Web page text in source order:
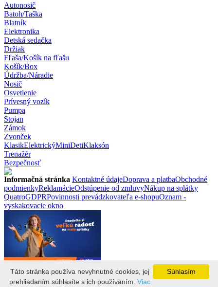
Autonosič
Batoh/Taška
Blatník
Elektronika
Detská sedačka
Držiak
Fľaša/Košík na fľašu
Košík/Box
Údržba/Náradie
Nosič
Osvetlenie
Prívesný vozík
Pumpa
Stojan
Zámok
Zvonček
KlasikElektrickýMiniDetiKlaksón
Trenažér
Bezpečnosť
Informačná stránka Kontaktné údajeDoprava a platbaObchodné
podmienkyReklamácieOdstúpenie od zmluvyNákup na splátky
QuatroGDPRPovinnosti prevádzkovateľa e-shopuOznam -
vyskakovacie okno
VyrobiloVario.sk
2026 © KBDMshop.sk
Súhlasím
Táto stránka používa nevyhnutné cookies, jej
prehliadaním súhlasíte s ich používaním. Viac